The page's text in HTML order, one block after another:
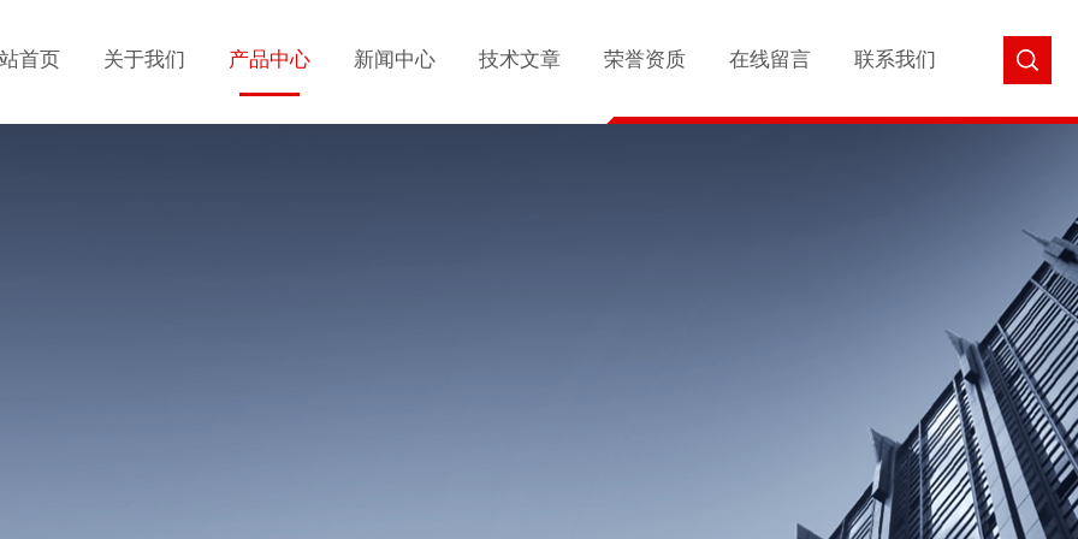
首页 关于我们 产品中心 新闻中心 技术文章 荣誉资质 在线留言 联系我们